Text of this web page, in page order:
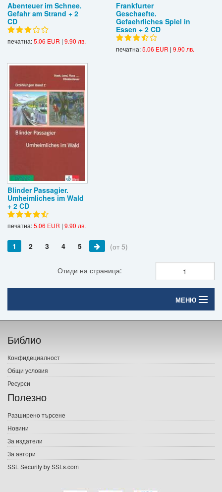
Abenteuer im Schnee.
Gefahr am Strand + 2
CD
печатна:5.06 EUR | 9.90 лв.
Frankfurter
Geschaefte.
Gefaehrliches Spiel in
Essen + 2 CD
печатна:5.06 EUR | 9.90 лв.
Blinder Passagier.
Umheimliches im Wald
+ 2 CD
печатна:5.06 EUR | 9.90 лв.
1 2 3 4 5 (от 5)
Отиди на страница:
МЕНЮ
Начало
Печатни книги
Електронни книги
Е-списания
Подаръци
Ваучери
Библио
Конфидециалност
Общи условия
Ресурси
Полезно
Разширено търсене
Новини
За издатели
За автори
SSL Security by SSLs.com